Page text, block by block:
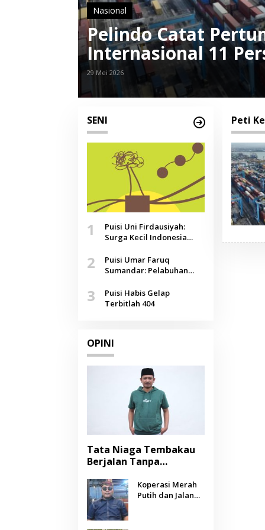
Nasional
Pelindo Catat
Internasional 11
29 Mei 2026
SENI
1
Puisi Uni Firdausiyah:
Surga Kecil Indonesia
Doa yang Jauh, Narasi
Agustus
2
Puisi Umar Faruq
Sumandar: Pelabuhan
Selendang Benang Merah
Lombang
3
Puisi Habis Gelap
Terbitlah 404
OPINI
Tata Niaga Tembakau
Berjalan Tanpa
Negara Berpihak
kepada Petani?
Koperasi Merah
Putih dan Jalan
Peti